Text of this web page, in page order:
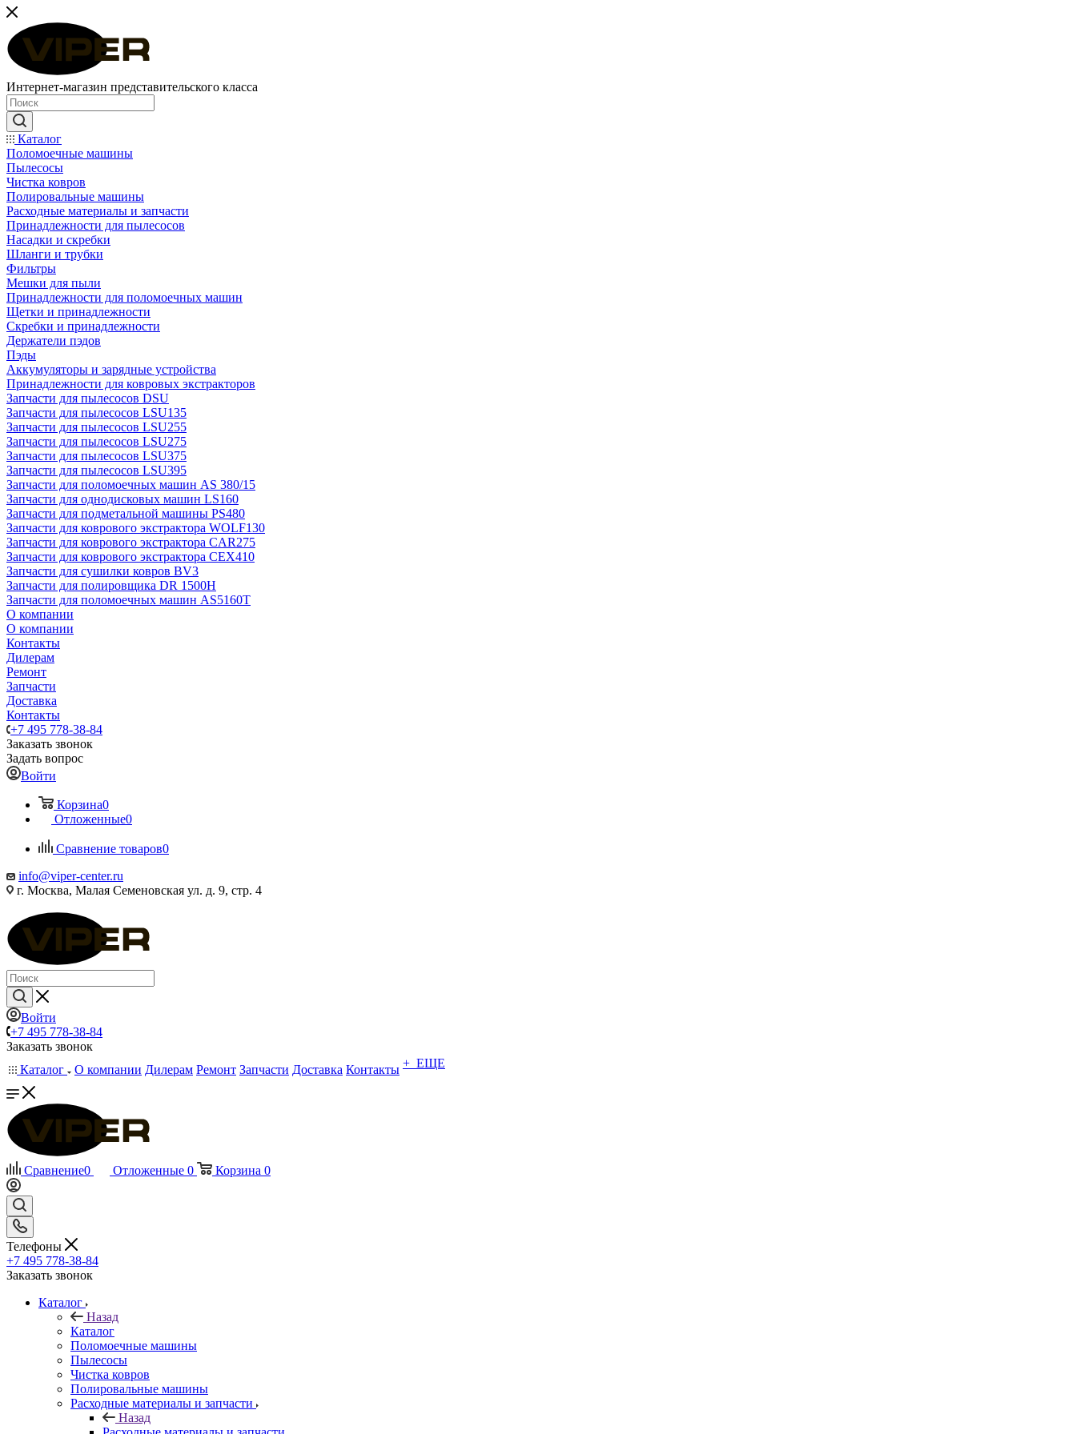
Интернет-магазин представительского класса
Каталог
Поломоечные машины
Пылесосы
Чистка ковров
Полировальные машины
Расходные материалы и запчасти
Принадлежности для пылесосов
Насадки и скребки
Шланги и трубки
Фильтры
Мешки для пыли
Принадлежности для поломоечных машин
Щетки и принадлежности
Скребки и принадлежности
Держатели пэдов
Пэды
Аккумуляторы и зарядные устройства
Принадлежности для ковровых экстракторов
Запчасти для пылесосов DSU
Запчасти для пылесосов LSU135
Запчасти для пылесосов LSU255
Запчасти для пылесосов LSU275
Запчасти для пылесосов LSU375
Запчасти для пылесосов LSU395
Запчасти для поломоечных машин AS 380/15
Запчасти для однодисковых машин LS160
Запчасти для подметальной машины PS480
Запчасти для коврового экстрактора WOLF130
Запчасти для коврового экстрактора CAR275
Запчасти для коврового экстрактора CEX410
Запчасти для сушилки ковров BV3
Запчасти для полировщика DR 1500H
Запчасти для поломоечных машин AS5160T
О компании
О компании
Контакты
Дилерам
Ремонт
Запчасти
Доставка
Контакты
+7 495 778-38-84
Заказать звонок
Задать вопрос
Войти
Корзина0
Отложенные0
Сравнение товаров0
info@viper-center.ru
г. Москва, Малая Семеновская ул. д. 9, стр. 4
Войти
+7 495 778-38-84
Заказать звонок
Каталог
О компании Дилерам Ремонт Запчасти Доставка Контакты + ЕЩЕ
Сравнение0 Отложенные 0 Корзина 0
Телефоны
+7 495 778-38-84
Заказать звонок
Каталог
Назад
Каталог
Поломоечные машины
Пылесосы
Чистка ковров
Полировальные машины
Расходные материалы и запчасти
Назад